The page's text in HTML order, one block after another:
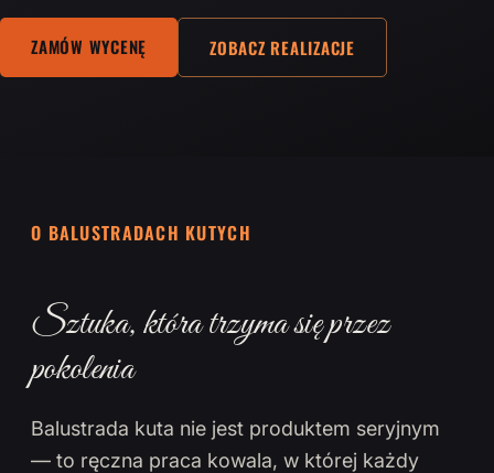
ZAMÓW WYCENĘ ZOBACZ REALIZACJE
O BALUSTRADACH KUTYCH
Sztuka, która trzyma się przez
pokolenia
Balustrada kuta nie jest produktem seryjnym
— to ręczna praca kowala, w której każdy